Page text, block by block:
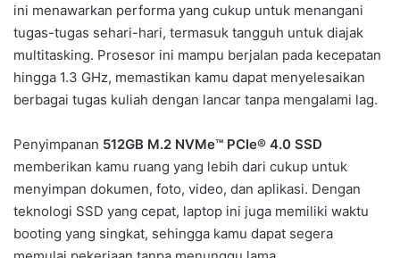
ini menawarkan performa yang cukup untuk menangani
tugas-tugas sehari-hari, termasuk tangguh untuk diajak
multitasking. Prosesor ini mampu berjalan pada kecepatan
hingga 1.3 GHz, memastikan kamu dapat menyelesaikan
berbagai tugas kuliah dengan lancar tanpa mengalami lag.
Penyimpanan 512GB M.2 NVMe™ PCIe® 4.0 SSD
memberikan kamu ruang yang lebih dari cukup untuk
menyimpan dokumen, foto, video, dan aplikasi. Dengan
teknologi SSD yang cepat, laptop ini juga memiliki waktu
booting yang singkat, sehingga kamu dapat segera